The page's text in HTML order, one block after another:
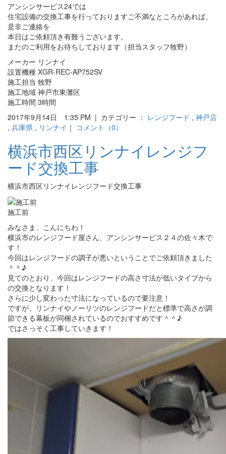
アンシンサービス24では
住宅設備の交換工事を行っておりますご不満なところがあれば、
是非ご連絡を
本日はご依頼頂き有難うございます。
またのご利用をお待ちしております（担当スタッフ牧野）
メーカー リンナイ
設置機種 XGR-REC-AP752SV
施工担当 牧野
施工地域 神戸市東灘区
施工時間 3時間
2017年9月14日 1:35 PM | カテゴリー ： レンジフード , 神戸店
, 兵庫県 , リンナイ ｜ コメント（0）
横浜市西区リンナイレンジフ
ード交換工事
横浜市西区リンナイレンジフード交換工事
施工前
みなさま、こんにちわ！
横浜市のレンジフード屋さん、アンシンサービス２４の佐々木で
す！
今回はレンジフードの調子が悪いということでご依頼頂きました
＾＾♪
見てのとおり、今回はレンジフードの高さ寸法が低いタイプから
の交換となります！
さらに少し変わった寸法になっているので要注意！
ですが、リンナイやノーリツのレンジフードだと標準で高さが調
節できる幕板が同梱されているのでおすすめです＾＾♪
ではさっそく工事していきます！